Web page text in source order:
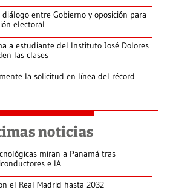
entre Gobierno y oposición para
electoral
a estudiante del Instituto José Dolores
las clases
la solicitud en línea del récord
noticias
miran a Panamá tras
e IA
el Real Madrid hasta 2032